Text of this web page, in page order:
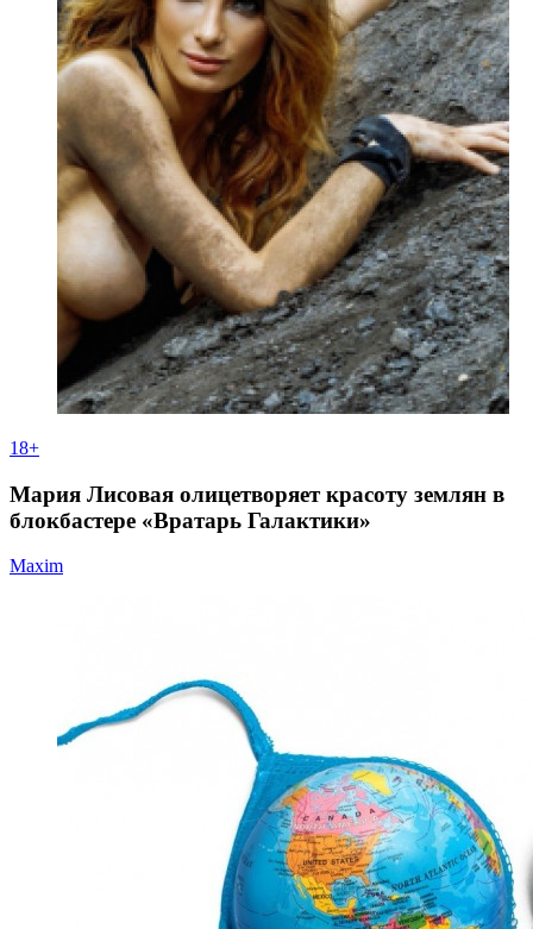
18+
Мария Лисовая олицетворяет красоту землян в
блокбастере «Вратарь Галактики»
Maxim